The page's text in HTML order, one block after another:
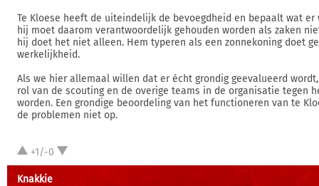
Te Kloese heeft de uiteindelijk de bevoegdheid en bepaalt wat er
hij moet daarom verantwoordelijk gehouden worden als zaken
hij doet het niet alleen. Hem typeren als een zonnekoning doet
werkelijkheid.
Als we hier allemaal willen dat er écht grondig geevalueerd
rol van de scouting en de overige teams in de organisatie tegen
worden. Een grondige beoordeling van het functioneren van te
de problemen niet op.
+1/-0
Knakkie